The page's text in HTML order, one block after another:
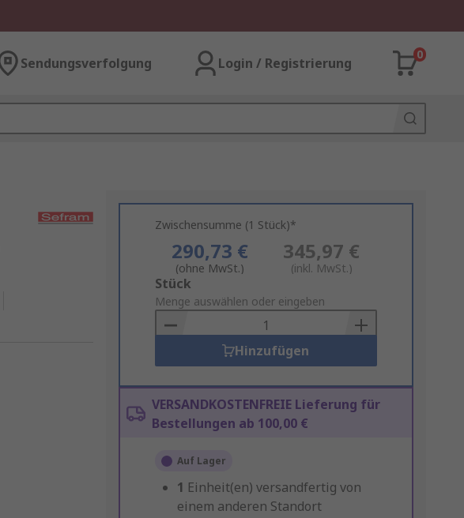
Sendungsverfolgung Login / Registrierung
0
Zwischensumme (1 Stück)*
290,73 €
(ohne MwSt.)
345,97 €
(inkl. MwSt.)
Add
to
Basket
Stück
Menge auswählen oder eingeben
Hinzufügen
VERSANDKOSTENFREIE Lieferung für
Bestellungen ab 100,00 €
Auf Lager
1 Einheit(en) versandfertig von
einem anderen Standort